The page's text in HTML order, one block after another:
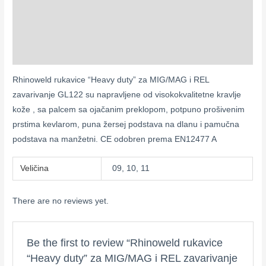
Rhinoweld rukavice “Heavy duty” za MIG/MAG i REL
zavarivanje GL122 su napravljene od visokokvalitetne kravlje
kože , sa palcem sa ojačanim preklopom, potpuno prošivenim
prstima kevlarom, puna žersej podstava na dlanu i pamučna
podstava na manžetni. CE odobren prema EN12477 A
Veličina 09, 10, 11
There are no reviews yet.
Be the first to review “Rhinoweld rukavice
“Heavy duty” za MIG/MAG i REL zavarivanje